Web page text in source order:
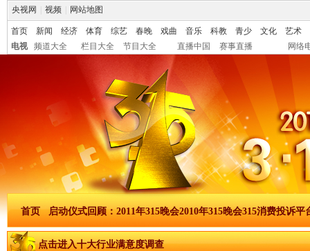
央视网 视频 网站地图
首页 新闻 经济 体育 综艺 春晚 戏曲 音乐 科教 青少 文化
艺术
电视
频道大全 栏目大全 节目大全 直播中国 赛事直播 网络
首页 启动仪式回顾：2011年315晚会2010年315晚会315消费投诉平
点击进入十大行业满意度调查